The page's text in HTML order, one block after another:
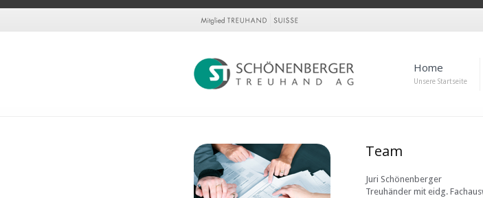
Home
Unsere Startseite
Team
Juri Schönenberger
Treuhänder mit eidg.